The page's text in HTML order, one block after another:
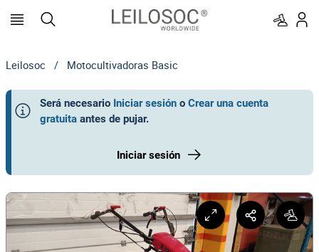
Leilosoc / Motocultivadoras Basic
Será necesario Iniciar sesión o Crear una cuenta
gratuita antes de pujar.
Iniciar sesión